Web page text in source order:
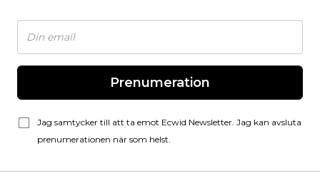
Prenumeration
Jag samtycker till att ta emot Ecwid Newsletter. Jag kan avsluta
prenumerationen när som helst.